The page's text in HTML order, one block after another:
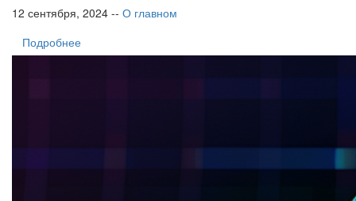
12 сентября, 2024 -- О главном
Подробнее